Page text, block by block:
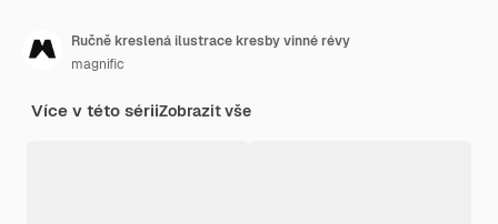
Ručně kreslená ilustrace kresby vinné révy
magnific
Více v této sériiZobrazit vše